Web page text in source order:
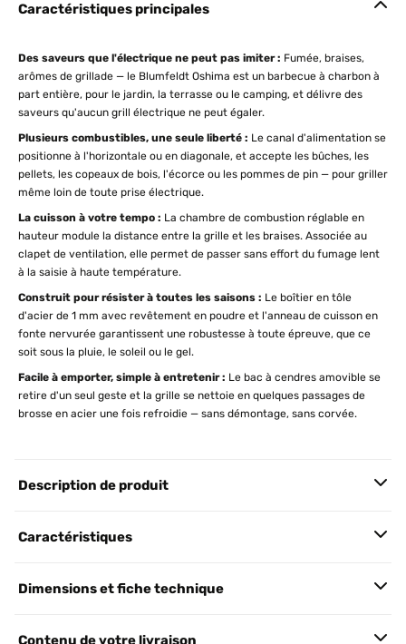
Caractéristiques principales
Des saveurs que l'électrique ne peut pas imiter : Fumée, braises,
arômes de grillade — le Blumfeldt Oshima est un barbecue à charbon à
part entière, pour le jardin, la terrasse ou le camping, et délivre des
saveurs qu'aucun grill électrique ne peut égaler.
Plusieurs combustibles, une seule liberté : Le canal d'alimentation se
positionne à l'horizontale ou en diagonale, et accepte les bûches, les
pellets, les copeaux de bois, l'écorce ou les pommes de pin — pour griller
même loin de toute prise électrique.
La cuisson à votre tempo : La chambre de combustion réglable en
hauteur module la distance entre la grille et les braises. Associée au
clapet de ventilation, elle permet de passer sans effort du fumage lent
à la saisie à haute température.
Construit pour résister à toutes les saisons : Le boîtier en tôle
d'acier de 1 mm avec revêtement en poudre et l'anneau de cuisson en
fonte nervurée garantissent une robustesse à toute épreuve, que ce
soit sous la pluie, le soleil ou le gel.
Facile à emporter, simple à entretenir : Le bac à cendres amovible se
retire d'un seul geste et la grille se nettoie en quelques passages de
brosse en acier une fois refroidie — sans démontage, sans corvée.
Description de produit
Caractéristiques
Dimensions et fiche technique
Contenu de votre livraison